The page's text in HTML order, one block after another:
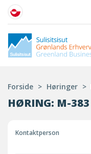
Forside > Høringer >
HØRING: M-383
Kontaktperson